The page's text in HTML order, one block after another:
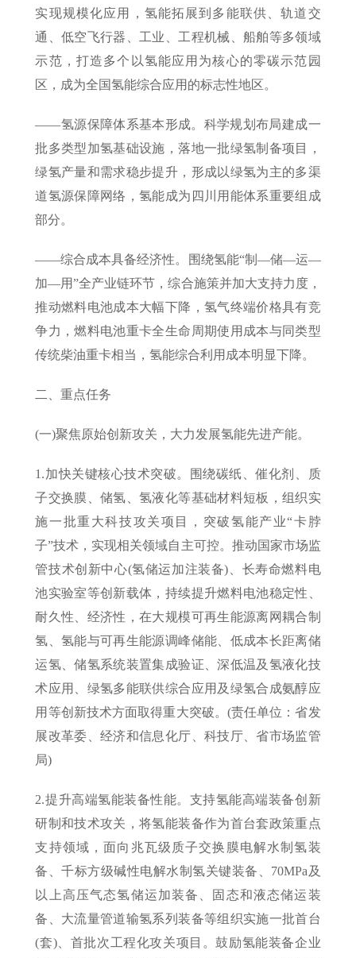
实现规模化应用，氢能拓展到多能联供、轨道交
通、低空飞行器、工业、工程机械、船舶等多领域
示范，打造多个以氢能应用为核心的零碳示范园
区，成为全国氢能综合应用的标志性地区。
——氢源保障体系基本形成。科学规划布局建成一
批多类型加氢基础设施，落地一批绿氢制备项目，
绿氢产量和需求稳步提升，形成以绿氢为主的多渠
道氢源保障网络，氢能成为四川用能体系重要组成
部分。
——综合成本具备经济性。围绕氢能“制—储—运—
加—用”全产业链环节，综合施策并加大支持力度，
推动燃料电池成本大幅下降，氢气终端价格具有竞
争力，燃料电池重卡全生命周期使用成本与同类型
传统柴油重卡相当，氢能综合利用成本明显下降。
二、重点任务
(一)聚焦原始创新攻关，大力发展氢能先进产能。
1.加快关键核心技术突破。围绕碳纸、催化剂、质
子交换膜、储氢、氢液化等基础材料短板，组织实
施一批重大科技攻关项目，突破氢能产业“卡脖
子”技术，实现相关领域自主可控。推动国家市场监
管技术创新中心(氢储运加注装备)、长寿命燃料电
池实验室等创新载体，持续提升燃料电池稳定性、
耐久性、经济性，在大规模可再生能源离网耦合制
氢、氢能与可再生能源调峰储能、低成本长距离储
运氢、储氢系统装置集成验证、深低温及氢液化技
术应用、绿氢多能联供综合应用及绿氢合成氨醇应
用等创新技术方面取得重大突破。(责任单位：省发
展改革委、经济和信息化厅、科技厅、省市场监管
局)
2.提升高端氢能装备性能。支持氢能高端装备创新
研制和技术攻关，将氢能装备作为首台套政策重点
支持领域，面向兆瓦级质子交换膜电解水制氢装
备、千标方级碱性电解水制氢关键装备、70MPa及
以上高压气态氢储运加装备、固态和液态储运装
备、大流量管道输氢系列装备等组织实施一批首台
(套)、首批次工程化攻关项目。鼓励氢能装备企业